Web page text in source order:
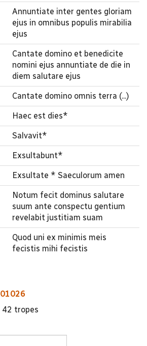
Annuntiate inter gentes gloriam
ejus in omnibus populis mirabilia
ejus
Cantate domino et benedicite
nomini ejus annuntiate de die in
diem salutare ejus
Cantate domino omnis terra (...)
Haec est dies*
Salvavit*
Exsultabunt*
Exsultate * Saeculorum amen
Notum fecit dominus salutare
suum ante conspectu gentium
revelabit justitiam suam
Quod uni ex minimis meis
fecistis mihi fecistis
42 tropes